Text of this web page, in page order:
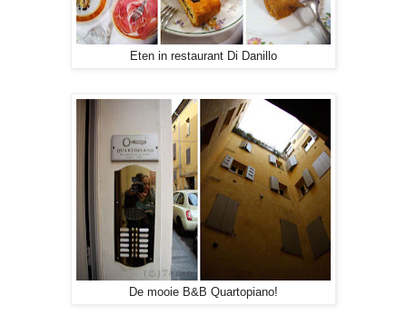
Eten in restaurant Di Danillo
De mooie B&B Quartopiano!